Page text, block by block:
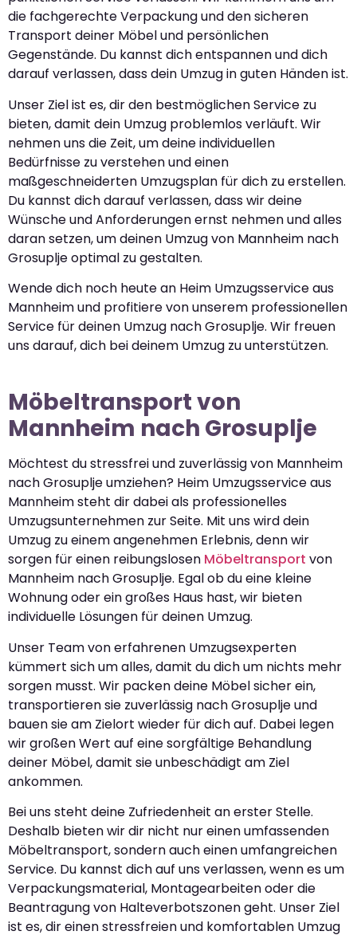
die fachgerechte Verpackung und den sicheren
Transport deiner Möbel und persönlichen
Gegenstände. Du kannst dich entspannen und dich
darauf verlassen, dass dein Umzug in guten Händen ist.
Unser Ziel ist es, dir den bestmöglichen Service zu
bieten, damit dein Umzug problemlos verläuft. Wir
nehmen uns die Zeit, um deine individuellen
Bedürfnisse zu verstehen und einen
maßgeschneiderten Umzugsplan für dich zu erstellen.
Du kannst dich darauf verlassen, dass wir deine
Wünsche und Anforderungen ernst nehmen und alles
daran setzen, um deinen Umzug von Mannheim nach
Grosuplje optimal zu gestalten.
Wende dich noch heute an Heim Umzugsservice aus
Mannheim und profitiere von unserem professionellen
Service für deinen Umzug nach Grosuplje. Wir freuen
uns darauf, dich bei deinem Umzug zu unterstützen.
Möbeltransport von
Mannheim nach Grosuplje
Möchtest du stressfrei und zuverlässig von Mannheim
nach Grosuplje umziehen? Heim Umzugsservice aus
Mannheim steht dir dabei als professionelles
Umzugsunternehmen zur Seite. Mit uns wird dein
Umzug zu einem angenehmen Erlebnis, denn wir
sorgen für einen reibungslosen Möbeltransport von
Mannheim nach Grosuplje. Egal ob du eine kleine
Wohnung oder ein großes Haus hast, wir bieten
individuelle Lösungen für deinen Umzug.
Unser Team von erfahrenen Umzugsexperten
kümmert sich um alles, damit du dich um nichts mehr
sorgen musst. Wir packen deine Möbel sicher ein,
transportieren sie zuverlässig nach Grosuplje und
bauen sie am Zielort wieder für dich auf. Dabei legen
wir großen Wert auf eine sorgfältige Behandlung
deiner Möbel, damit sie unbeschädigt am Ziel
ankommen.
Bei uns steht deine Zufriedenheit an erster Stelle.
Deshalb bieten wir dir nicht nur einen umfassenden
Möbeltransport, sondern auch einen umfangreichen
Service. Du kannst dich auf uns verlassen, wenn es um
Verpackungsmaterial, Montagearbeiten oder die
Beantragung von Halteverbotszonen geht. Unser Ziel
ist es, dir einen stressfreien und komfortablen Umzug